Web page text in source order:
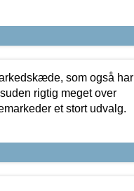
som også har
rigtig meget over
et stort udvalg.